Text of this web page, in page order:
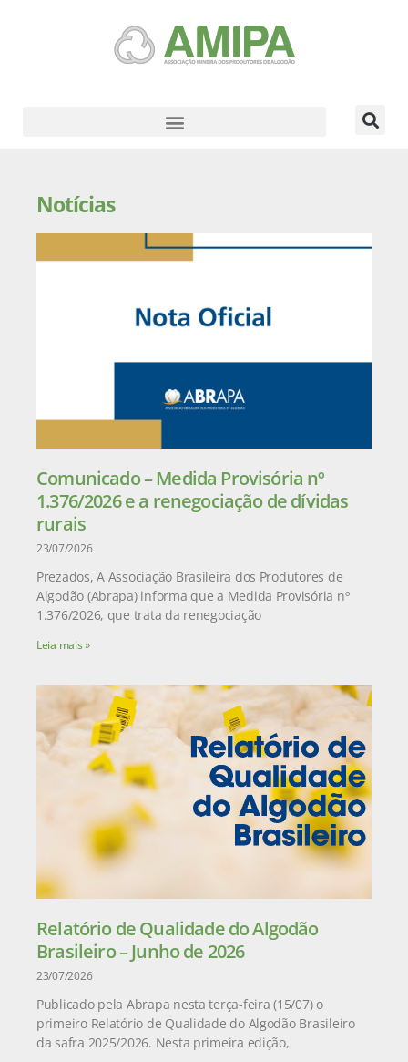
Notícias
Comunicado – Medida Provisória nº
1.376/2026 e a renegociação de dívidas
rurais
23/07/2026
Prezados, A Associação Brasileira dos Produtores de
Algodão (Abrapa) informa que a Medida Provisória nº
1.376/2026, que trata da renegociação
Leia mais »
Relatório de Qualidade do Algodão
Brasileiro – Junho de 2026
23/07/2026
Publicado pela Abrapa nesta terça-feira (15/07) o
primeiro Relatório de Qualidade do Algodão Brasileiro
da safra 2025/2026. Nesta primeira edição,